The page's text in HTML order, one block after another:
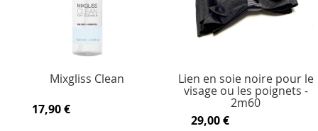
Mixgliss Clean
17,90 €
Lien en soie noire pour le
visage ou les poignets -
2m60
29,00 €